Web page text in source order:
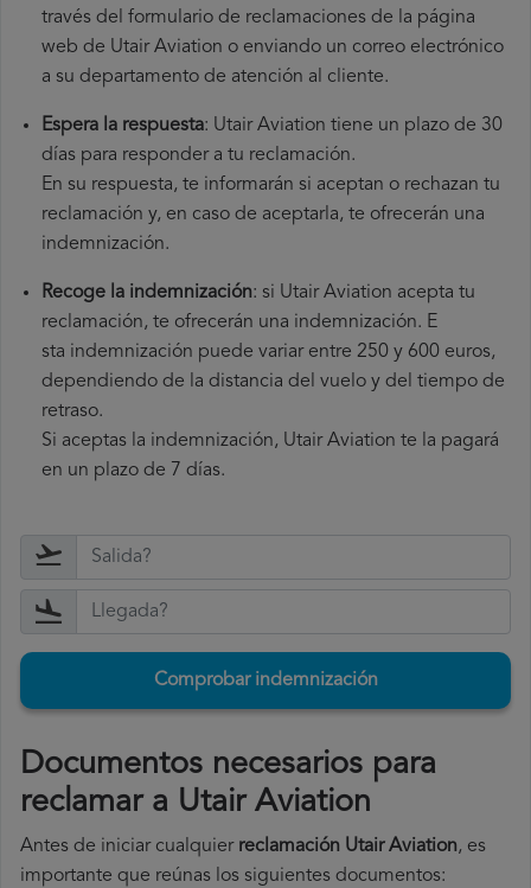
través del formulario de reclamaciones de la página
web de Utair Aviation o enviando un correo electrónico
a su departamento de atención al cliente.
Espera la respuesta: Utair Aviation tiene un plazo de 30
días para responder a tu reclamación.
En su respuesta, te informarán si aceptan o rechazan tu
reclamación y, en caso de aceptarla, te ofrecerán una
indemnización.
Recoge la indemnización: si Utair Aviation acepta tu
reclamación, te ofrecerán una indemnización. E
sta indemnización puede variar entre 250 y 600 euros,
dependiendo de la distancia del vuelo y del tiempo de
retraso.
Si aceptas la indemnización, Utair Aviation te la pagará
en un plazo de 7 días.
Comprobar indemnización
Documentos necesarios para
reclamar a Utair Aviation
Antes de iniciar cualquier reclamación Utair Aviation, es
importante que reúnas los siguientes documentos: